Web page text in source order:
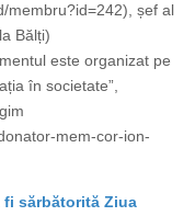
membru?id=242), șef al
Bălți)
este organizat pe
în societate”,
mem-cor-ion-
fi sărbătorită Ziua